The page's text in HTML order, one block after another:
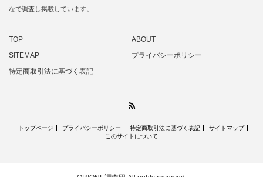
なで調査し掲載しています。
TOP
ABOUT
SITEMAP
プライバシーポリシー
特定商取引法に基づく表記
トップページ プライバシーポリシー 特定商取引法に基づく表記
サイトマップ
このサイトについて